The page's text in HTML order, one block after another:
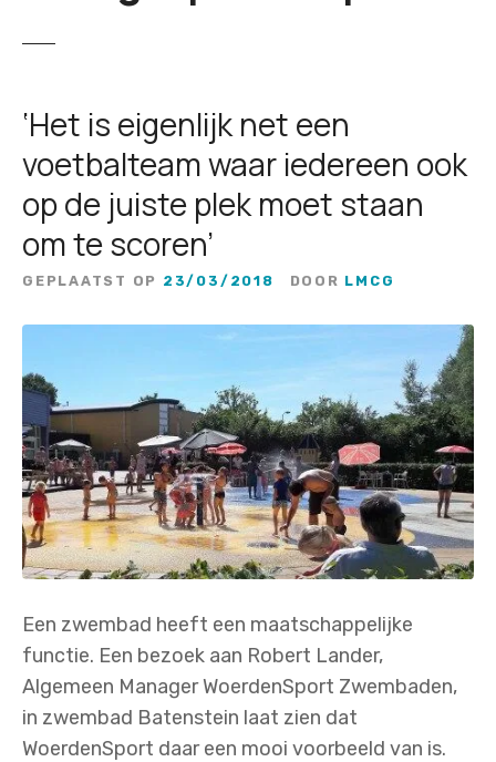
‘Het is eigenlijk net een
voetbalteam waar iedereen ook
op de juiste plek moet staan
om te scoren’
GEPLAATST OP 23/03/2018 DOOR LMCG
Een zwembad heeft een maatschappelijke
functie. Een bezoek aan Robert Lander,
Algemeen Manager WoerdenSport Zwembaden,
in zwembad Batenstein laat zien dat
WoerdenSport daar een mooi voorbeeld van is.